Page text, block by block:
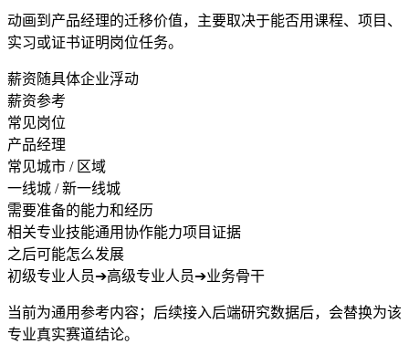
动画到产品经理的迁移价值，主要取决于能否用课程、项目、
实习或证书证明岗位任务。
薪资随具体企业浮动
薪资参考
常见岗位
产品经理
常见城市 / 区域
一线城 / 新一线城
需要准备的能力和经历
相关专业技能通用协作能力项目证据
之后可能怎么发展
初级专业人员➔高级专业人员➔业务骨干
当前为通用参考内容；后续接入后端研究数据后，会替换为该
专业真实赛道结论。